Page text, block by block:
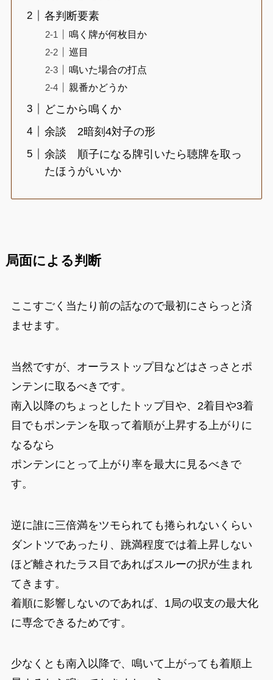
各判断要素
鳴く牌が何枚目か
巡目
鳴いた場合の打点
親番かどうか
どこから鳴くか
余談 2暗刻4対子の形
余談 順子になる牌引いたら聴牌を取っ
たほうがいいか
局面による判断
ここすごく当たり前の話なので最初にさらっと済
ませます。
当然ですが、オーラストップ目などはさっさとポ
ンテンに取るべきです。
南入以降のちょっとしたトップ目や、2着目や3着
目でもポンテンを取って着順が上昇する上がりに
なるなら
ポンテンにとって上がり率を最大に見るべきで
す。
逆に誰に三倍満をツモられても捲られないくらい
ダントツであったり、跳満程度では着上昇しない
ほど離されたラス目であればスルーの択が生まれ
てきます。
着順に影響しないのであれば、1局の収支の最大化
に専念できるためです。
少なくとも南入以降で、鳴いて上がっても着順上